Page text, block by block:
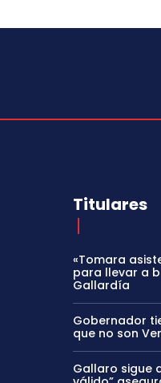
Titulares
«Tomara
para llevar a
Gallardía
Gobernador
que no son
Gallaro sigue